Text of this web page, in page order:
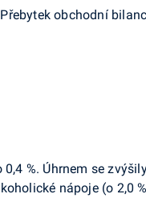
obchodní
%. Úhrnem se
nápoje (o 2,0